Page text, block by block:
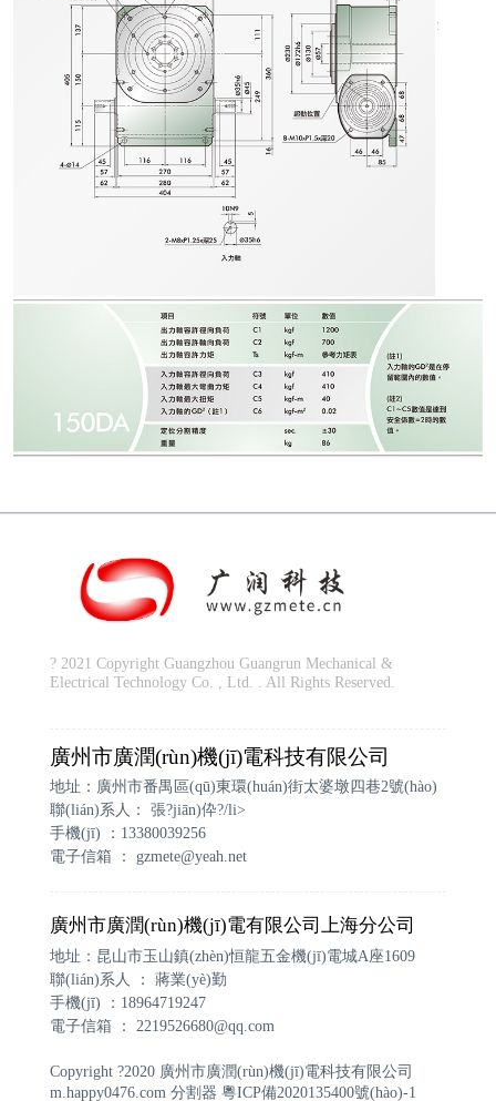
? 2021 Copyright Guangzhou Guangrun Mechanical &
Electrical Technology Co. , Ltd. . All Rights Reserved.
廣州市廣潤(rùn)機(jī)電科技有限公司
地址：廣州市番禺區(qū)東環(huán)街太婆墩四巷2號(hào)
聯(lián)系人： 張?jiān)伜?/li>
手機(jī) ：13380039256
電子信箱 ： gzmete@yeah.net
廣州市廣潤(rùn)機(jī)電有限公司上海分公司
地址：昆山市玉山鎮(zhèn)恒龍五金機(jī)電城A座1609
聯(lián)系人 ： 蔣業(yè)勤
手機(jī) ：18964719247
電子信箱 ： 2219526680@qq.com
Copyright ?2020 廣州市廣潤(rùn)機(jī)電科技有限公司
m.happy0476.com 分割器 粵ICP備2020135400號(hào)-1